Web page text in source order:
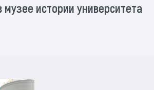
музее истории университета